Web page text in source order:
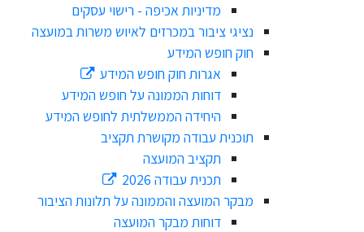
מדיניות אכיפה - רישוי עסקים
נציגי ציבור במכרזים לאיוש משרות במועצה
חוק חופש המידע
אגרות חוק חופש המידע
דוחות הממונה על חופש המידע
היחידה הממשלתית לחופש המידע
תוכנית עבודה מקושרת תקציב
תקציב המועצה
תכנית עבודה 2026
מבקר המועצה והממונה על תלונות הציבור
דוחות מבקר המועצה